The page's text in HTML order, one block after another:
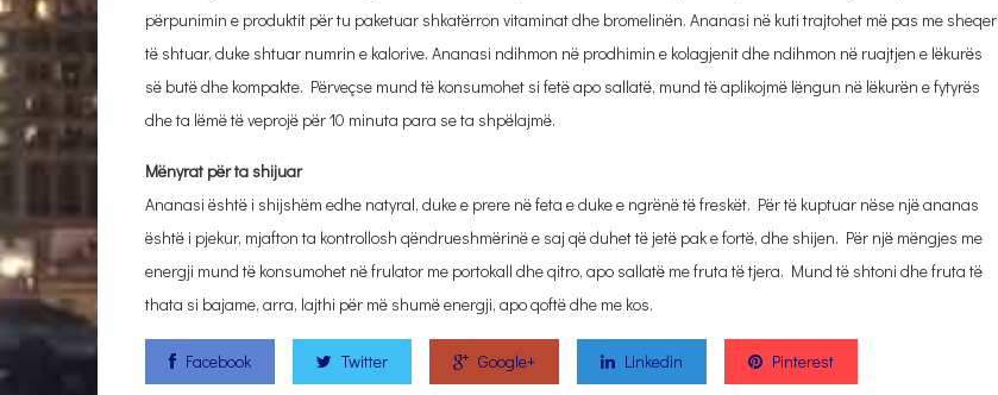
përpunimin e produktit për tu paketuar shkatërron vitaminat dhe bromelinën. Ananasi në kuti trajtohet më pas me sheqer
të shtuar, duke shtuar numrin e kalorive. Ananasi ndihmon në prodhimin e kolagjenit dhe ndihmon në ruajtjen e lëkurës
së butë dhe kompakte. Përveçse mund të konsumohet si fetë apo sallatë, mund të aplikojmë lëngun në lëkurën e fytyrës
dhe ta lëmë të veprojë për 10 minuta para se ta shpëlajmë.
Mënyrat për ta shijuar
Ananasi është i shijshëm edhe natyral, duke e prere në feta e duke e ngrënë të freskët. Për të kuptuar nëse një ananas
është i pjekur, mjafton ta kontrollosh qëndrueshmërinë e saj që duhet të jetë pak e fortë, dhe shijen. Për një mëngjes me
energji mund të konsumohet në frulator me portokall dhe qitro, apo sallatë me fruta të tjera. Mund të shtoni dhe fruta të
thata si bajame, arra, lajthi për më shumë energji, apo qoftë dhe me kos.
Facebook Twitter Google+ Linkedin Pinterest